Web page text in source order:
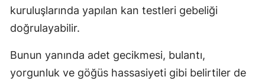
kuruluşlarında yapılan kan testleri gebeliği
doğrulayabilir.
Bunun yanında adet gecikmesi, bulantı,
yorgunluk ve göğüs hassasiyeti gibi belirtiler de